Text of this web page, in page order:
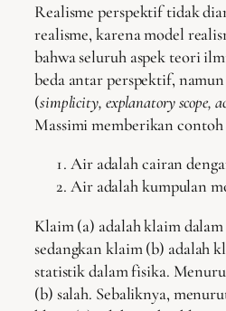
Realisme perspektif tidak
realisme, karena model
bahwa seluruh aspek teori
beda antar perspektif,
(simplicity, explanatory scope,
Massimi memberikan contoh
Air adalah cairan
Air adalah kumpulan
Klaim (a) adalah klaim
sedangkan klaim (b) adalah
statistik dalam fisika.
(b) salah. Sebaliknya,